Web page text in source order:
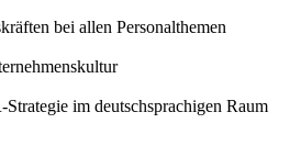
bei allen Personalthemen
Strategie im deutschsprachigen Raum